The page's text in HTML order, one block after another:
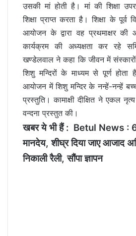
उसकी मां होती है। मां की शिक्षा
शिक्षा प्राप्त करता है। शिक्षा के पूर्व
आयोजन के द्वारा वह प्रथमाक्षर की
कार्यक्रम की अध्यक्षता कर रहे
खण्डेलवाल ने कहा कि जीवन में
शिशु मन्दिरों के माध्यम से पूर्ण
आयोजन में शिशु मन्दिर के नन्हें-नन्हें
प्रस्तुति। कामाक्षी दीक्षित ने एकल
वन्दना प्रस्तुत की।
खबर ये भी हैं : Betul News : 6
मानदेय, शीघ्र दिया जाए आजाद
निकाली रैली, सौंपा ज्ञापन